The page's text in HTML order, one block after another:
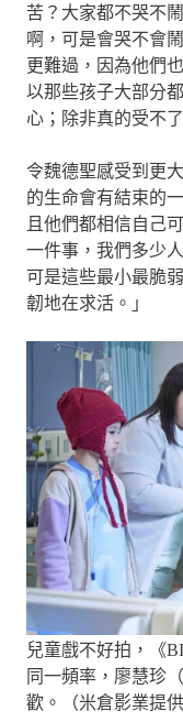
苦？大家都不哭不
啊，可是會哭不會
更難過，因為他們
以那些孩子大部分
心；除非真的受不
令魏德聖感受到更
的生命會有結束的
且他們都相信自己
一件事，我們多少
可是這些最小最脆
韌地在求活。」
兒童戲不好拍，《
同一頻率，廖慧珍
歡。（米倉影業提供